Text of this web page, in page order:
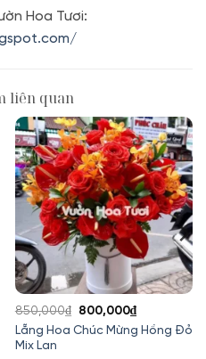
Hoa Tươi:
liên quan
Lẵng Hoa Chúc Mừng Hồng Đỏ
Mix Lan
850,000₫
Giá
gốc
800,000₫Giá
hiện